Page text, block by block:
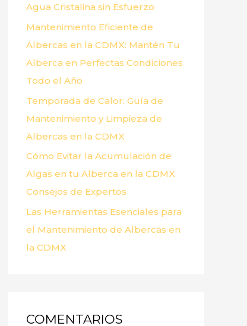
:Agua Cristalina sin Esfuerzo
Mantenimiento Eficiente de
Albercas en la CDMX: Mantén Tu
Alberca en Perfectas Condiciones
Todo el Año
Temporada de Calor: Guía de
Mantenimiento y Limpieza de
Albercas en la CDMX
Cómo Evitar la Acumulación de
Algas en tu Alberca en la CDMX:
Consejos de Expertos
Las Herramientas Esenciales para
el Mantenimiento de Albercas en
la CDMX
COMENTARIOS